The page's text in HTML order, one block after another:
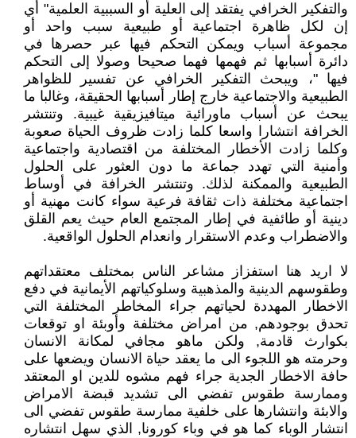
والتفكير الخرافي يفتقد إلى العلية أو السببية العلمية" أي
إن لكل ظاهرة اجتماعية أو طبيعية سبب واحد أو
مجموعة أسباب ويمكن التحكم فيها عبر حصرها في
دائرة أسبابها ثم فهمها فهما صحيحا وصولا إلى التحكم
فيها "، ويبحث التفكير الخرافي عن تفسير للظواهر
الطبيعية والاجتماعية خارج إطار أسبابها الحقيقة، وغالبا ما
يبحث عن أسباب ماورائية ميتافيزيقية غيبية. وتنتشر
الخرافة انتشارا واسعا كلما زادت ظروف الحياة صعوبة
وكلما زادت الأخطار المختلفة من اقتصادية واجتماعية
وأمنية التي تهدد جماعة ما دون العثور على الحلول
الطبيعية والممكنة لذلك. وتنتشر الخرافة في أوساط
اجتماعية مختلفة ذات ثقافة فرعية سواء كانت مهنية أو
دينية أو طائفية في إطار المجتمع العام حيث يعم القلق
والاضطراب وعدم الاستقرار وانعدام الحلول الواقعية.
لا اريد هنا استفزاز مشاعر الناس بمختلف معتقداتهم
وطقوسهم الدينية والمذهبية وسلوكياتهم الأيمانية في دفع
الاخطار المهددة لحياتهم جراء المخاطر المختلفة التي
تحدق بوجودهم, من امراض مختلفة وأوبئة او توقعات
بكوارث قادمة, ولكن ماهو مجافي لمكانة الانسان
وحرمته هو اللجوء الى ما يعقد حياة الانسان ويضعها على
حافة الاخطار الجدية جراء فهم مشوه للدين او المعتقد
وممارسة طقوس تفضي الى تشديد قبضة الامراض
والابئة وانتشارها على خلفية ممارسة طقوس تفضي الى
انتشار الوباء كما هو في وباء كورونا, الذي سهل انتشاره